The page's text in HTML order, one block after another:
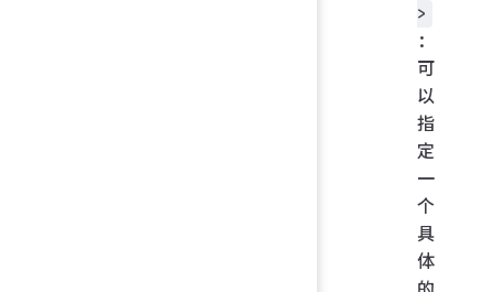
>
：
可
以
指
定
一
个
具
体